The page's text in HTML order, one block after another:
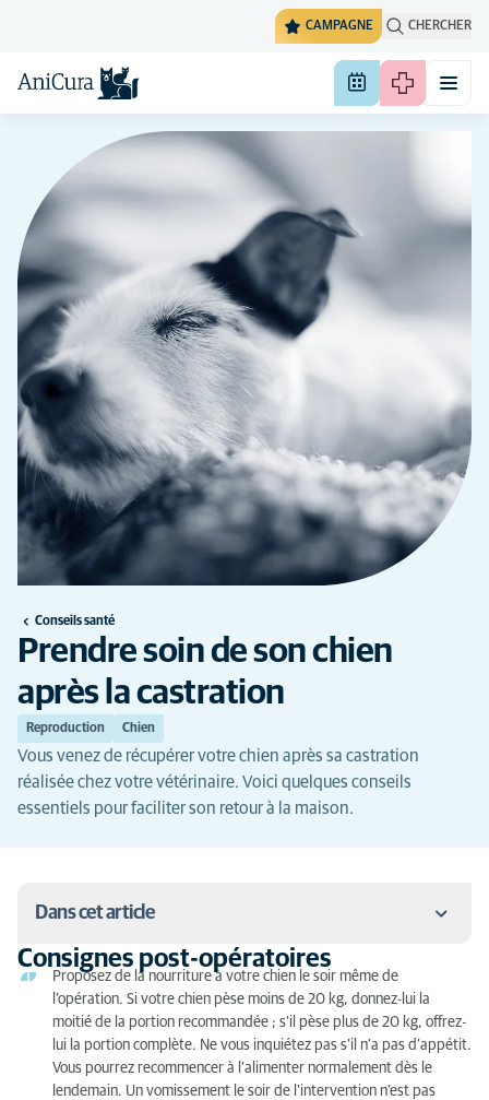
CAMPAGNE CHERCHER
Conseils santé
Prendre soin de son chien
après la castration
Reproduction Chien
Vous venez de récupérer votre chien après sa castration
réalisée chez votre vétérinaire. Voici quelques conseils
essentiels pour faciliter son retour à la maison.
Dans cet article
Consignes post-opératoires
Conseils alimentaires
Consignes post-opératoires
Proposez de la nourriture à votre chien le soir même de
l’opération. Si votre chien pèse moins de 20 kg, donnez-lui la
moitié de la portion recommandée ; s’il pèse plus de 20 kg, offrez-
lui la portion complète. Ne vous inquiétez pas s’il n’a pas d’appétit.
Vous pourrez recommencer à l’alimenter normalement dès le
lendemain. Un vomissement le soir de l’intervention n’est pas